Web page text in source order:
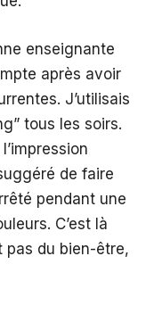
enseignante
après avoir
J’utilisais
tous les soirs.
de faire
pendant une
C’est là
pas du bien-être,